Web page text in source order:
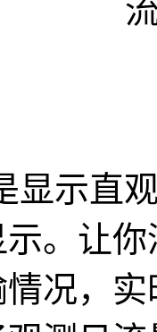
示直观
。让
况，